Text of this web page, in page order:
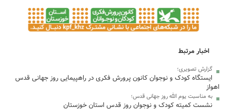
اخبار مرتبط
گزارش تصویری؛
ایستگاه کودک و نوجوان کانون پرورش فکری در راهپیمایی روز جهانی قدس
اهواز
به مناسبت یوم الله روز جهانی قدس؛
نشست کمیته کودک و نوجوان روز قدس استان خوزستان